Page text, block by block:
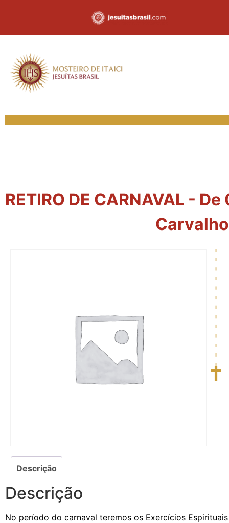
RETIRO DE CARNAVAL -
Descrição
Descrição
No período do carnaval teremos os Exercícios